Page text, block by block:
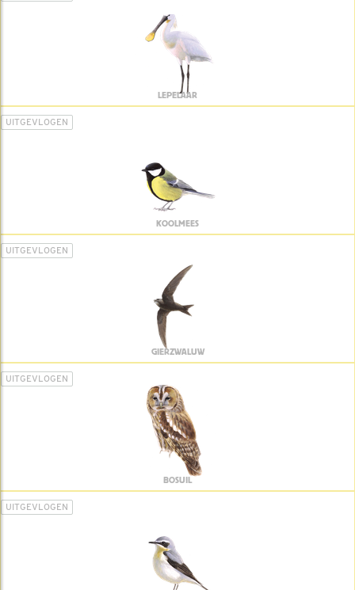
LEPELAAR
UITGEVLOGEN
KOOLMEES
UITGEVLOGEN
GIERZWALUW
UITGEVLOGEN
BOSUIL
UITGEVLOGEN